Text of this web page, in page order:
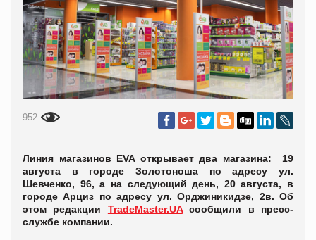
952
Линия магазинов EVA открывает два магазина: 19
августа в городе Золотоноша по адресу ул.
Шевченко, 96, а на следующий день, 20 августа, в
городе Арциз по адресу ул. Орджиникидзе, 2в. Об
этом редакции TradeMaster.UAсообщили в пресс-
службе компании.